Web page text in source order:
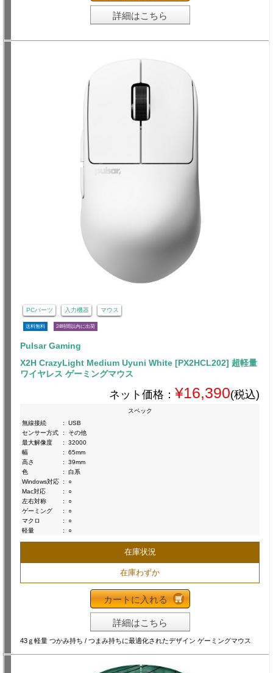
詳細はこちら
PCパーツ 入力機器 マウス
送料無料 24時間以内に出荷
Pulsar Gaming
X2H CrazyLight Medium Uyuni White [PX2HCL202] 超軽量
ワイヤレス ゲーミングマウス
ネット価格： ¥16,390(税込)
スペック
無線接続
:
USB
センサー方式
:
その他
最大解像度
:
32000
幅
:
65mm
高さ
:
39mm
色
:
白系
Windows対応 :
○
Mac対応
:
○
左右対称
:
○
ゲーミング
:
○
マクロ
:
○
軽量
: ○
在庫状況
在庫わずか
カートに入れる
詳細はこちら
43ｇ軽量 つかみ持ち / つまみ持ちに最適化されたデザイン ゲーミングマウス